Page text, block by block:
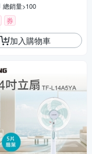
總銷量>100
券
加入購物車